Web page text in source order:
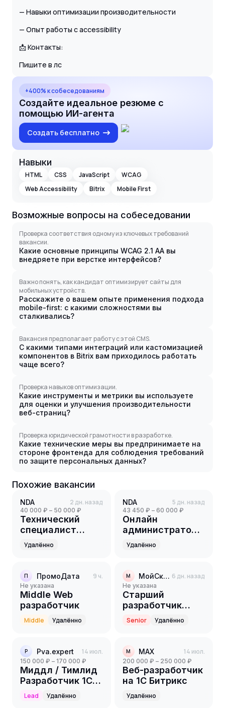
— Навыки оптимизации производительности
— Опыт работы с accessibility
📩 Контакты:
Пишите в лс
+400% к собеседованиям
Создайте идеальное резюме с
помощью ИИ-агента
Создать бесплатно
Навыки
HTML CSS JavaScript
WCAG
Web Accessibility
Bitrix Mobile First
Возможные вопросы на собеседовании
Проверка соответствия одному из ключевых требований
вакансии.
Какие основные принципы WCAG 2.1 AA вы
внедряете при верстке интерфейсов?
Важно понять, как кандидат оптимизирует сайты для
мобильных устройств.
Расскажите о вашем опыте применения подхода
mobile-first: с какими сложностями вы
сталкивались?
Вакансия предполагает работу с этой CMS.
С какими типами интеграций или кастомизацией
компонентов в Bitrix вам приходилось работать
чаще всего?
Проверка навыков оптимизации.
Какие инструменты и метрики вы используете
для оценки и улучшения производительности
веб-страниц?
Проверка юридической грамотности в разработке.
Какие технические меры вы предпринимаете на
стороне фронтенда для соблюдения требований
по защите персональных данных?
Похожие вакансии
NDA 2 дн. назад
40 000 ₽ – 50 000 ₽
Технический
специалист
GetCourse
Удалённо
NDA 5 дн. назад
43 450 ₽ – 60 000 ₽
Онлайн
администратор в
интернет-
магазин
Удалённо
П ПромоДата 9 ч.
Не указана
Middle Web
разработчик
Middle Удалённо
М МойСклад 6 дн. назад
Не указана
Старший
разработчик
сайтов 1С-
Битрикс/WordPress
Senior Удалённо
P Pva.expert 14 июл.
150 000 ₽ – 170 000 ₽
Миддл / Тимлид
Разработчик 1С-
Битрикс (PHP) /
AI Tech Lead
Lead Удалённо
M MAX 14 июл.
200 000 ₽ – 250 000 ₽
Веб-разработчик
на 1С Битрикс
Удалённо